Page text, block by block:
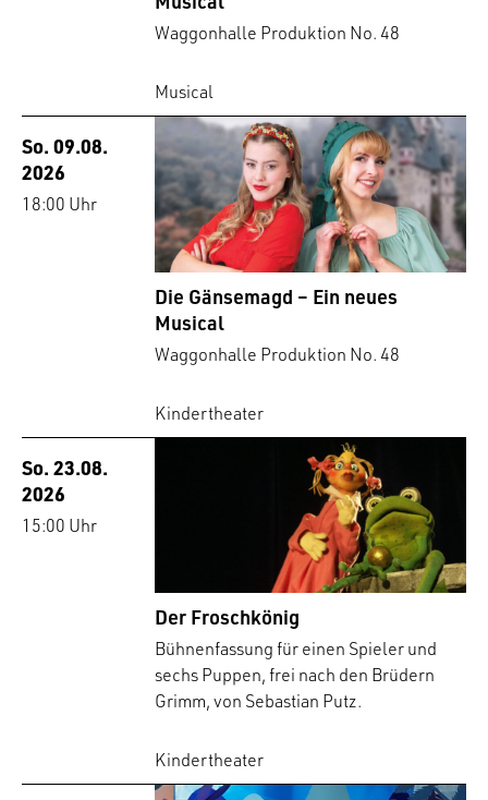
Waggonhalle Produktion No. 48
Musical
So. 09.08.
2026
18:00 Uhr
Die Gänsemagd – Ein neues
Musical
Waggonhalle Produktion No. 48
Kindertheater
So. 23.08.
2026
15:00 Uhr
Der Froschkönig
Bühnenfassung für einen Spieler und
sechs Puppen, frei nach den Brüdern
Grimm, von Sebastian Putz.
Kindertheater